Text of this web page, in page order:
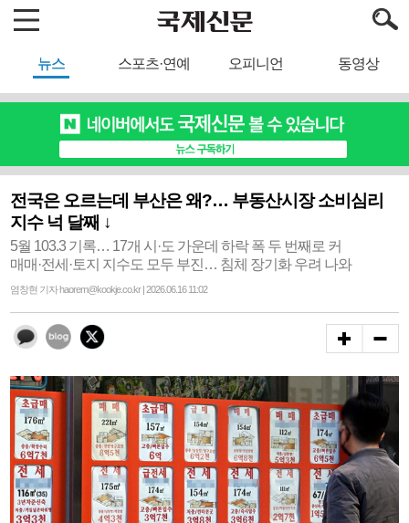
뉴스 스포츠·연예 오피니언 동영상
전국은 오르는데 부산은 왜?… 부동산시장 소비심리
지수 넉 달째 ↓
5월 103.3 기록… 17개 시·도 가운데 하락 폭 두 번째로 커
매매·전세·토지 지수도 모두 부진… 침체 장기화 우려 나와
염창현 기자 haorem@kookje.co.kr | 2026.06.16 11:02